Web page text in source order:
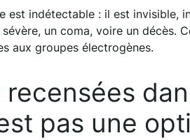
est indétectable : il est invisible,
un coma, voire un décès.
aux groupes électrogènes.
pas une